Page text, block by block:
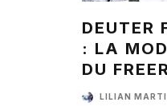
DEUTER
: LA
DU
LILIAN